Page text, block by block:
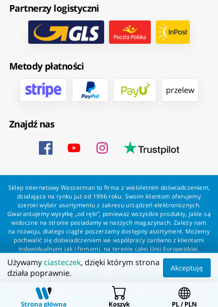
Partnerzy logistyczni
Metody płatności
przelew
Znajdź nas
Sklep internetowy Wasserman to firma z wieloletnim doświadczeniem,
działająca na rynku już od 1996 roku. Swoim klientom oferujemy
szeroki wybór asortymentu z zakresu urządzeń elektronicznych.
Gwarantujemy wysyłkę „od ręki”, ponieważ wszystkie produkty, jakie są
widoczne na stronie posiadamy w naszych magazynach. Zależy nam
na rozwoju, dlatego ciągle poszerzamy dostępny asortyment. Możemy
pochwalić się doświadczeniem we współpracy zarówno z klientami
indywidualnymi jak i firmami, na terenie całej Unii Europejskiej.
Zapewniamy profesjonalną obsługę każdego klienta oraz szybką i
bezproblemową realizację zamówień. Wasserman - wszystko dla
Wszelkie prawa zastrzeżone dla Wasserman.eu
Strona główna Koszyk PL / PLN
Używamy ciasteczek, dzięki którym strona
działa poprawnie.
Akceptuję